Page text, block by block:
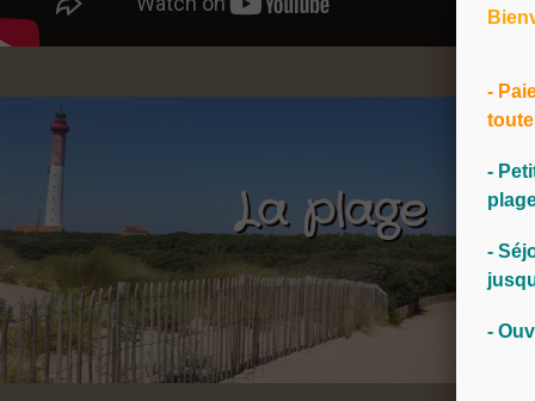
Des vacances détente pour toute la
multitude d'activités : piscine
Venez profiter de notre situation
la voiture le temps de votre séjour.
les commerces, les restaurants, les
En pleine nature
Les plages de sable fin, des
Palmyre, vous attendent et vous
La plage
-
-
-
-